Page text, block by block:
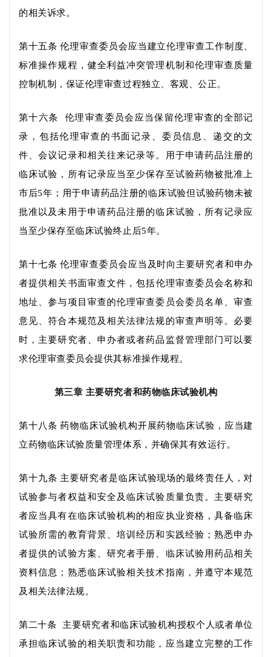
的相关诉求。
第十五条 伦理审查委员会应当建立伦理审查工作制度、
标准操作规程，健全利益冲突管理机制和伦理审查质量
控制机制，保证伦理审查过程独立、客观、公正。
第十六条
伦理审查委员会应当保留伦理审查的全部记
录，包括伦理审查的书面记录、委员信息、递交的文
件、会议记录和相关往来记录等。 用于申请药品注册的
临床试验， 所有记录应当至少保存至试验药物被批准上
市后5年； 用于申请药品注册的临床试验但试验药物未被
批准以及未用于申请药品注册的临床试验， 所有记录应
当至少保存至临床试验终止后5年。
第十七条 伦理审查委员会应当 及时向主要研究者和申办
者提供相关书面审查文件 ，包括伦理审查委员会名称和
地址、参与项目审查的伦理审查委员会委员名单、审查
意见、符合本规范及相关法律法规的审查声明等。必要
时，主要研究者、申办者或者药品监督管理部门可以要
求伦理审查委员会提供其标准操作规程。
第三章 主要研究者和药物临床试验机构
第十八条 药物临床试验机构开展药物临床试验，应当建
立药物临床试验质量管理体系，并确保其有效运行。
第十九条 主要研究者是临床试验现场的最终责任人，对
试验参与者权益和安全及临床试验质量负责。 主要研究
者应当具有在临床试验机构的相应执业资格，具备临床
试验所需的教育背景、培训经历和实践经验 ； 熟悉申办
者提供的试验方案、研究者手册、 临床试验用药品相关
资料信息 ； 熟悉临床试验相关技术指南，并遵守本规范
及相关法律法规。
第二十条 主要研究者和临床试验机构授权个人或者单位
承担临床试验的相关职责和功能， 应当建立完整的工作